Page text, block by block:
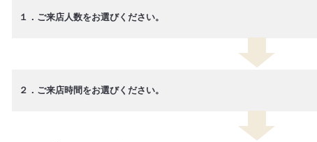
１．ご来店人数をお選びください。
２．ご来店時間をお選びください。